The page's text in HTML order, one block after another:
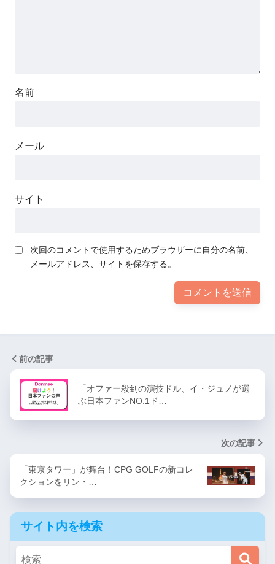
名前
メール
サイト
次回のコメントで使用するためブラウザーに自分の名前、
メールアドレス、サイトを保存する。
前の記事
「オファー殺到の演技ドル、イ・ジュノが選
ぶ日本ファンNO.1ド…
次の記事
「東京タワー」が舞台！CPG GOLFの新コレ
クションをリン・…
サイト内を検索